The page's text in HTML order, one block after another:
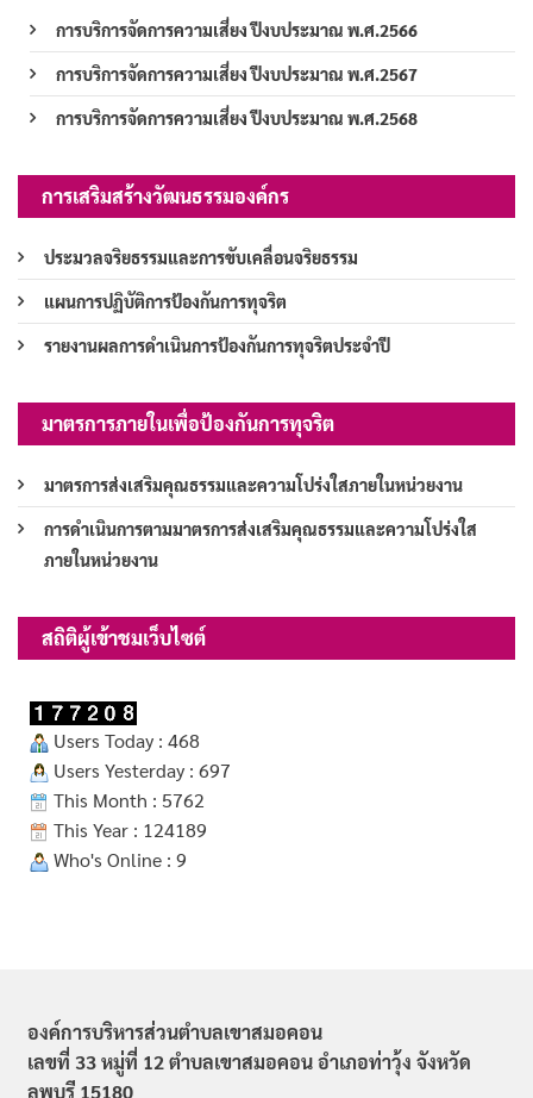
การบริการจัดการความเสี่ยง ปีงบประมาณ พ.ศ.2566
การบริการจัดการความเสี่ยง ปีงบประมาณ พ.ศ.2567
การบริการจัดการความเสี่ยง ปีงบประมาณ พ.ศ.2568
การเสริมสร้างวัฒนธรรมองค์กร
ประมวลจริยธรรมและการขับเคลื่อนจริยธรรม
แผนการปฏิบัติการป้องกันการทุจริต
รายงานผลการดำเนินการป้องกันการทุจริตประจำปี
มาตรการภายในเพื่อป้องกันการทุจริต
มาตรการส่งเสริมคุณธรรมและความโปร่งใสภายในหน่วยงาน
การดำเนินการตามมาตรการส่งเสริมคุณธรรมและความโปร่งใส
ภายในหน่วยงาน
สถิติผู้เข้าชมเว็บไซต์
Users Today : 468
Users Yesterday : 697
This Month : 5762
This Year : 124189
Who's Online : 9
องค์การบริหารส่วนตำบลเขาสมอคอน
เลขที่ 33 หมู่ที่ 12 ตำบลเขาสมอคอน อำเภอท่าวุ้ง จังหวัด
ลพบุรี 15180